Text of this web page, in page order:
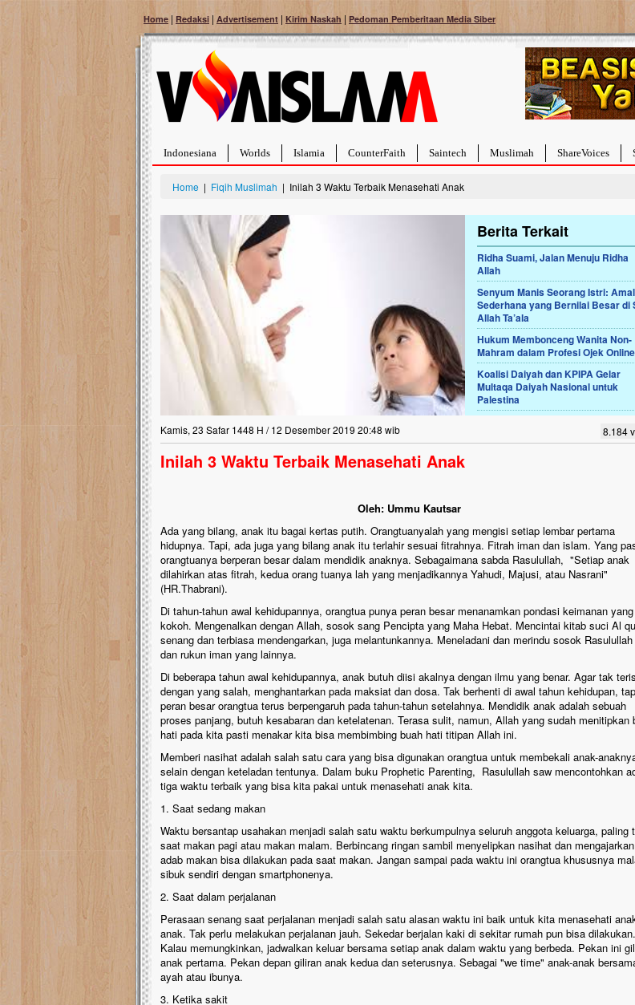
Home | Redaksi | Advertisement | Kirim Naskah | Pedoman Pemberitaan Media Siber
Indonesiana Worlds Islamia CounterFaith Saintech Muslimah ShareVoices
Home | Fiqih Muslimah | Inilah 3 Waktu Terbaik Menasehati Anak
Berita Terkait
Ridha Suami, Jalan Menuju Ridha
Allah
Senyum Manis Seorang Istri: Amal
Sederhana yang Bernilai Besar di
Allah Ta’ala
Hukum Membonceng Wanita Non-
Mahram dalam Profesi Ojek Online
Koalisi Daiyah dan KPIPA Gelar
Multaqa Daiyah Nasional untuk
Palestina
Kamis, 23 Safar 1448 H / 12 Desember 2019 20:48 wib 8.184
Inilah 3 Waktu Terbaik Menasehati Anak
Oleh: Ummu Kautsar
Ada yang bilang, anak itu bagai kertas putih. Orangtuanyalah yang mengisi setiap lembar pertama
hidupnya. Tapi, ada juga yang bilang anak itu terlahir sesuai fitrahnya. Fitrah iman dan islam. Yang
orangtuanya berperan besar dalam mendidik anaknya. Sebagaimana sabda Rasulullah, "Setiap anak
dilahirkan atas fitrah, kedua orang tuanya lah yang menjadikannya Yahudi, Majusi, atau Nasrani"
(HR.Thabrani).
Di tahun-tahun awal kehidupannya, orangtua punya peran besar menanamkan pondasi keimanan yang
kokoh. Mengenalkan dengan Allah, sosok sang Pencipta yang Maha Hebat. Mencintai kitab suci Al
senang dan terbiasa mendengarkan, juga melantunkannya. Meneladani dan merindu sosok Rasulullah
dan rukun iman yang lainnya.
Di beberapa tahun awal kehidupannya, anak butuh diisi akalnya dengan ilmu yang benar. Agar tak
dengan yang salah, menghantarkan pada maksiat dan dosa. Tak berhenti di awal tahun kehidupan,
peran besar orangtua terus berpengaruh pada tahun-tahun setelahnya. Mendidik anak adalah sebuah
proses panjang, butuh kesabaran dan ketelatenan. Terasa sulit, namun, Allah yang sudah menitipkan
hati pada kita pasti menakar kita bisa membimbing buah hati titipan Allah ini.
Memberi nasihat adalah salah satu cara yang bisa digunakan orangtua untuk membekali anak-
selain dengan keteladan tentunya. Dalam buku Prophetic Parenting, Rasulullah saw mencontohkan
tiga waktu terbaik yang bisa kita pakai untuk menasehati anak kita.
1. Saat sedang makan
Waktu bersantap usahakan menjadi salah satu waktu berkumpulnya seluruh anggota keluarga, paling
saat makan pagi atau makan malam. Berbincang ringan sambil menyelipkan nasihat dan mengajarkan
adab makan bisa dilakukan pada saat makan. Jangan sampai pada waktu ini orangtua khususnya
sibuk sendiri dengan smartphonenya.
2. Saat dalam perjalanan
Perasaan senang saat perjalanan menjadi salah satu alasan waktu ini baik untuk kita menasehati
anak. Tak perlu melakukan perjalanan jauh. Sekedar berjalan kaki di sekitar rumah pun bisa dilakukan.
Kalau memungkinkan, jadwalkan keluar bersama setiap anak dalam waktu yang berbeda. Pekan ini
anak pertama. Pekan depan giliran anak kedua dan seterusnya. Sebagai "we time" anak-anak
ayah atau ibunya.
3. Ketika sakit
Bantu Naura, Balita Hebat Sembuh Dari
Tumor Pembuluh Darah
Hidup Naura Salsabila dipenuhi dengan
rintangan yang sangat berat. Meskipun baru
berusia sepuluh bulan, bayi yang imut ini harus
menghadapi penyakit yang dahsyat, yaitu tumor
pembuluh darah berukuran...
Lima Tahun Mangkrak, Masjid
Pelosok ini Mengenaskan.
Nasib masjid di Kampung Cilumbu ini
mengenaskan. Lima tahun mangkrak,